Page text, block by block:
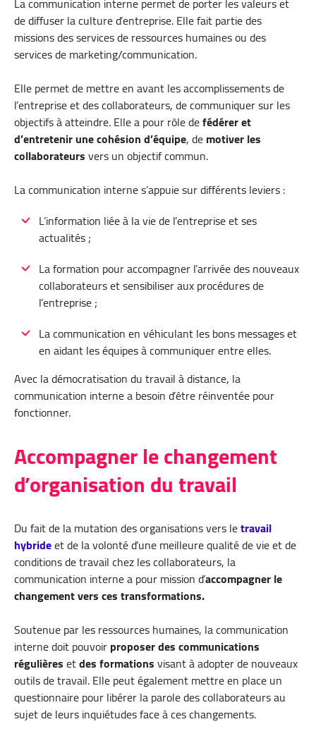
de diffuser la culture d’entreprise. Elle fait partie des
missions des services de ressources humaines ou des
services de marketing/communication.
Elle permet de mettre en avant les accomplissements de
l’entreprise et des collaborateurs, de communiquer sur les
objectifs à atteindre. Elle a pour rôle defédérer et
d’entretenir une cohésion d’équipe, demotiver les
collaborateursvers un objectif commun.
La communication interne s’appuie sur différents leviers :
L’information liée à la vie de l’entreprise et ses
actualités ;
La formation pour accompagner l’arrivée des nouveaux
collaborateurs et sensibiliser aux procédures de
l’entreprise ;
La communication en véhiculant les bons messages et
en aidant les équipes à communiquer entre elles.
Avec la démocratisation du travail à distance, la
communication interne a besoin d’être réinventée pour
fonctionner.
Accompagner le changement
d’organisation du travail
Du fait de la mutation des organisations vers letravail
hybrideet de la volonté d’une meilleure qualité de vie et de
conditions de travail chez les collaborateurs, la
communication interne a pour mission d’accompagner le
changement vers ces transformations.
Soutenue par les ressources humaines, la communication
interne doit pouvoirproposer des communications
régulièresetdes formationsvisant à adopter de nouveaux
outils de travail. Elle peut également mettre en place un
questionnaire pour libérer la parole des collaborateurs au
sujet de leurs inquiétudes face à ces changements.